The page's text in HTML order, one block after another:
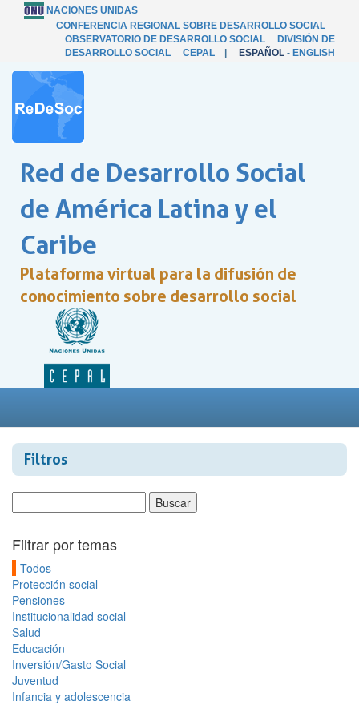
NACIONES UNIDAS
CONFERENCIA REGIONAL SOBRE DESARROLLO SOCIAL
OBSERVATORIO DE DESARROLLO SOCIAL
DIVISIÓN DE
DESARROLLO SOCIAL
CEPAL ESPAÑOL - ENGLISH
Red de Desarrollo Social
de América Latina y el
Caribe
Plataforma virtual para la difusión de
conocimiento sobre desarrollo social
Filtros
Filtrar por temas
Todos
Protección social
Pensiones
Institucionalidad social
Salud
Educación
Inversión/Gasto Social
Juventud
Infancia y adolescencia